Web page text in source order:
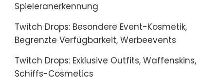
Spieleranerkennung
Twitch Drops: Besondere Event-Kosmetik,
Begrenzte Verfügbarkeit, Werbeevents
Twitch Drops: Exklusive Outfits, Waffenskins,
Schiffs-Cosmetics